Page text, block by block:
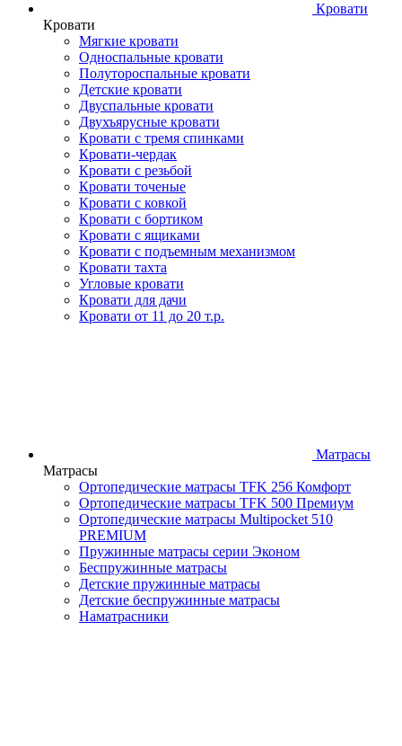
Кровати
Кровати
Мягкие кровати
Односпальные кровати
Полутороспальные кровати
Детские кровати
Двуспальные кровати
Двухъярусные кровати
Кровати с тремя спинками
Кровати-чердак
Кровати с резьбой
Кровати точеные
Кровати с ковкой
Кровати с бортиком
Кровати с ящиками
Кровати с подъемным механизмом
Кровати тахта
Угловые кровати
Кровати для дачи
Кровати от 11 до 20 т.р.
Матрасы
Матрасы
Ортопедические матрасы TFK 256 Комфорт
Ортопедические матрасы TFK 500 Премиум
Ортопедические матрасы Multipocket 510
PREMIUM
Пружинные матрасы серии Эконом
Беспружинные матрасы
Детские пружинные матрасы
Детские беспружинные матрасы
Наматрасники